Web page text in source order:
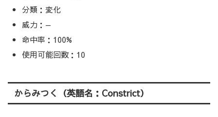
分類：変化
威力：—
命中率：100%
使用可能回数：10
からみつく（英語名：Constrict）